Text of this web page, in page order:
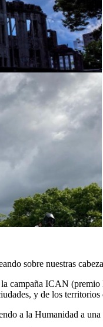
sobre nuestras
ICAN
y de los
a la Humanidad a